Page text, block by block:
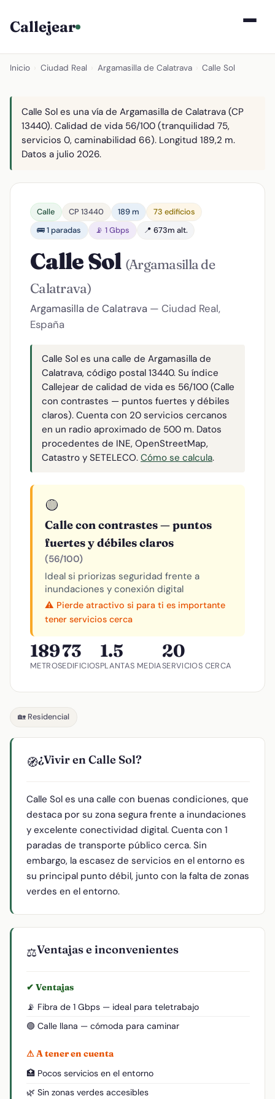
Callejear
Inicio Ciudad Real Argamasilla de Calatrava Calle Sol
Calle Sol es una vía de Argamasilla de Calatrava (CP
13440). Calidad de vida 56/100 (tranquilidad 75,
servicios 0, caminabilidad 66). Longitud 189,2 m.
Datos a julio 2026.
Calle CP 13440 189 m
73 edificios
🚌 1 paradas
📡 1 Gbps 📍 673m alt.
Calle Sol (Argamasilla de
Calatrava)
Argamasilla de Calatrava — Ciudad Real,
España
Calle Sol es una calle de Argamasilla de
Calatrava, código postal 13440. Su índice
Callejear de calidad de vida es 56/100 (Calle
con contrastes — puntos fuertes y débiles
claros). Cuenta con 20 servicios cercanos
en un radio aproximado de 500 m. Datos
procedentes de INE, OpenStreetMap,
Catastro y SETELECO. Cómo se calcula.
🟡
Calle con contrastes — puntos
fuertes y débiles claros
(56/100)
Ideal si priorizas seguridad frente a
inundaciones y conexión digital
⚠️ Pierde atractivo si para ti es importante
tener servicios cerca
189
METROS
73
EDIFICIOS
1.5
PLANTAS MEDIA
20
SERVICIOS CERCA
🏡 Residencial
🧭¿Vivir en Calle Sol?
Calle Sol es una calle con buenas condiciones, que
destaca por su zona segura frente a inundaciones
y excelente conectividad digital. Cuenta con 1
paradas de transporte público cerca. Sin
embargo, la escasez de servicios en el entorno es
su principal punto débil, junto con la falta de zonas
verdes en el entorno.
⚖️Ventajas e inconvenientes
✔ Ventajas
📡 Fibra de 1 Gbps — ideal para teletrabajo
🟢 Calle llana — cómoda para caminar
⚠ A tener en cuenta
🏥 Pocos servicios en el entorno
🌿 Sin zonas verdes accesibles